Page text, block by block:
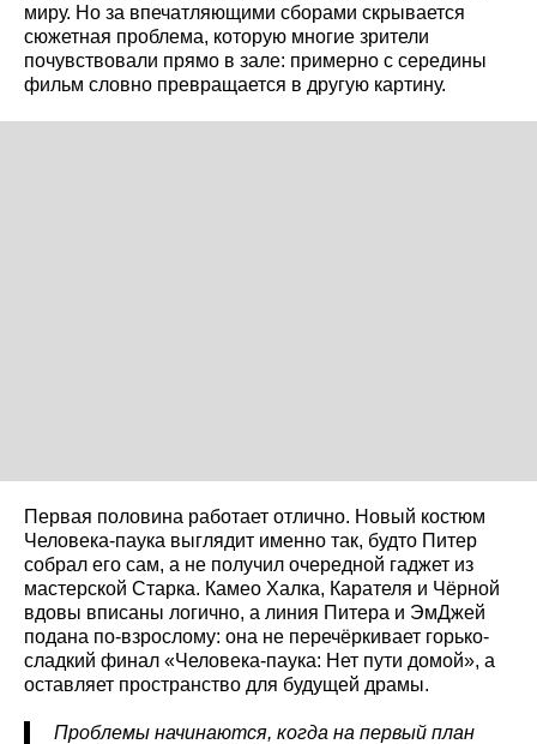
миру. Но за впечатляющими сборами скрывается
сюжетная проблема, которую многие зрители
почувствовали прямо в зале: примерно с середины
фильм словно превращается в другую картину.
Первая половина работает отлично. Новый костюм
Человека-паука выглядит именно так, будто Питер
собрал его сам, а не получил очередной гаджет из
мастерской Старка. Камео Халка, Карателя и Чёрной
вдовы вписаны логично, а линия Питера и ЭмДжей
подана по-взрослому: она не перечёркивает горько-
сладкий финал «Человека-паука: Нет пути домой», а
оставляет пространство для будущей драмы.
Проблемы начинаются, когда на первый план